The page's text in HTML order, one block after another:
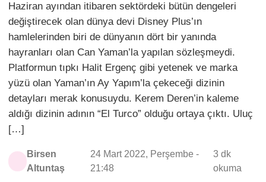
Haziran ayından itibaren sektördeki bütün dengeleri
değiştirecek olan dünya devi Disney Plus’ın
hamlelerinden biri de dünyanın dört bir yanında
hayranları olan Can Yaman’la yapılan sözleşmeydi.
Platformun tıpkı Halit Ergenç gibi yetenek ve marka
yüzü olan Yaman’ın Ay Yapım’la çekeceği dizinin
detayları merak konusuydu. Kerem Deren’in kaleme
aldığı dizinin adının “El Turco” olduğu ortaya çıktı. Uluç
[…]
Birsen
Altuntaş
24 Mart 2022, Perşembe -
21:48
3 dk
okuma